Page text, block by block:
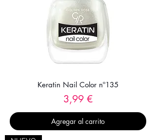
Keratin Nail Color nº135
Precio
3,99 €
Agregar al carrito